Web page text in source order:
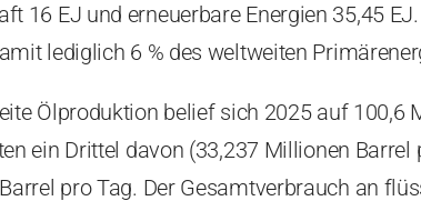
16 EJ und erneuerbare Energien 35,45
lediglich 6 % des weltweiten
Ölproduktion belief sich 2025 auf 100,6
ein Drittel davon (33,237 Millionen Barrel
pro Tag. Der Gesamtverbrauch an